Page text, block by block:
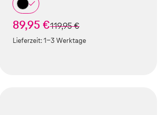
89,95 €statt
119,95 €
Lieferzeit:1-3 Werktage